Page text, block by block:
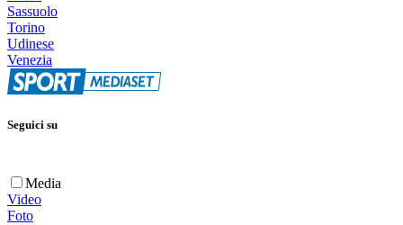
Sassuolo
Torino
Udinese
Venezia
Seguici su
Media
Video
Foto